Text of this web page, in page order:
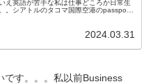
え英語が苦手な私は仕事どころか日常生
。シアトルのタコマ国際空港のpassport
2024.03.31
です。。。私以前Business